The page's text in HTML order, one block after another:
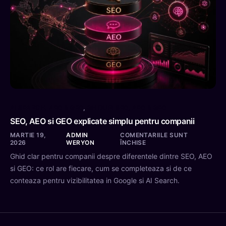
,
SEO, AEO si GEO explicate simplu pentru companii
MARTIE 19,
2026
ADMIN
WERYON
COMENTARIILE SUNT
ÎNCHISE
Ghid clar pentru companii despre diferentele dintre SEO, AEO
si GEO: ce rol are fiecare, cum se completeaza si de ce
conteaza pentru vizibilitatea in Google si AI Search.